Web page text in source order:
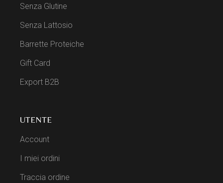
Senza Glutine
Senza Lattosio
Barrette Proteiche
Gift Card
Export B2B
UTENTE
Account
I miei ordini
Traccia ordine